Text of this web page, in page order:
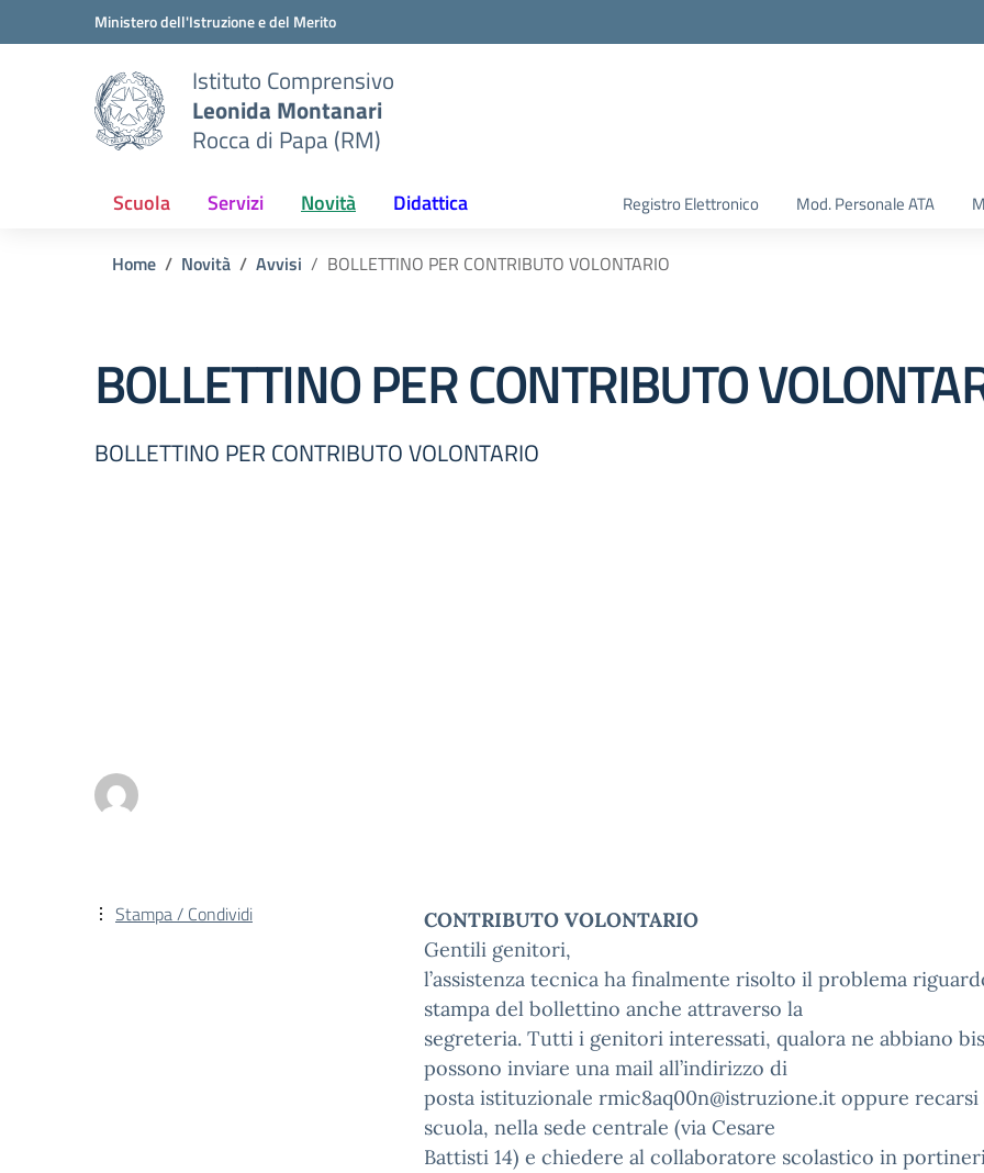
Vai ai contenuti
Vai al menu di navigazioneMinistero dell'Istruzione e del Merito
Istituto Comprensivo
Leonida Montanari
Rocca di Papa (RM)
Scuola Servizi Novità Didattica Registro Elettronico Mod. Personale ATA
Home Novità Avvisi BOLLETTINO PER CONTRIBUTO VOLONTARIO
BOLLETTINO PER CONTRIBUTO
BOLLETTINO PER CONTRIBUTO VOLONTARIO
CONTRIBUTO VOLONTARIO
Gentili genitori,
l’assistenza tecnica ha finalmente risolto il problema
stampa del bollettino anche attraverso la
segreteria. Tutti i genitori interessati, qualora ne abbiano
possono inviare una mail all’indirizzo di
posta istituzionale rmic8aq00n@istruzione.it oppure recarsi
scuola, nella sede centrale (via Cesare
Battisti 14) e chiedere al collaboratore scolastico in
Stampa / Condividi